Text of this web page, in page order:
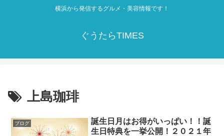
横浜から発信するグルメ・美容情報です！
ぐうたらTIMES
上島珈琲
ブログ
誕生日月はお得がいっぱい！！誕
生日特典を一挙公開！２０２１年